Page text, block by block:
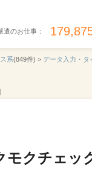
遣のお仕事：
系(849件) > データ入力・タ
モクチェ